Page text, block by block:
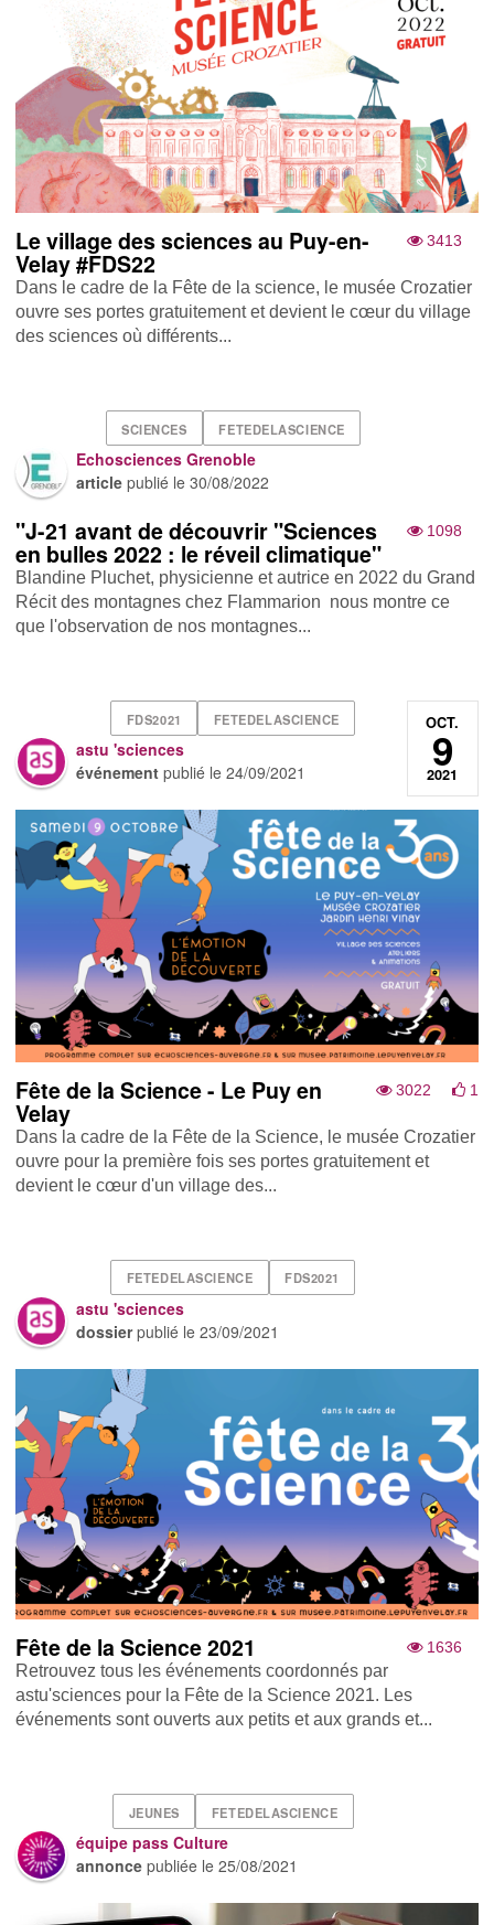
3413
Le village des sciences au Puy-en-
Velay #FDS22
Dans le cadre de la Fête de la science, le musée Crozatier
ouvre ses portes gratuitement et devient le cœur du village
des sciences où différents...
SCIENCES FETEDELASCIENCE
Echosciences Grenoble
article publié le30/08/2022
1098
"J-21 avant de découvrir "Sciences
en bulles 2022 : le réveil climatique"
Blandine Pluchet, physicienne et autrice en 2022 du Grand
Récit des montagnes chez Flammarion nous montre ce
que l'observation de nos montagnes...
FDS2021 FETEDELASCIENCE
astu 'sciences
événement publié le24/09/2021
OCT.
9
2021
3022 1
Fête de la Science - Le Puy en
Velay
Dans la cadre de la Fête de la Science, le musée Crozatier
ouvre pour la première fois ses portes gratuitement et
devient le cœur d'un village des...
FETEDELASCIENCE FDS2021
astu 'sciences
dossierpublié le23/09/2021
1636
Fête de la Science 2021
Retrouvez tous les événements coordonnés par
astu'sciences pour la Fête de la Science 2021. Les
événements sont ouverts aux petits et aux grands et...
JEUNES FETEDELASCIENCE
équipe pass Culture
annonce publiée le25/08/2021